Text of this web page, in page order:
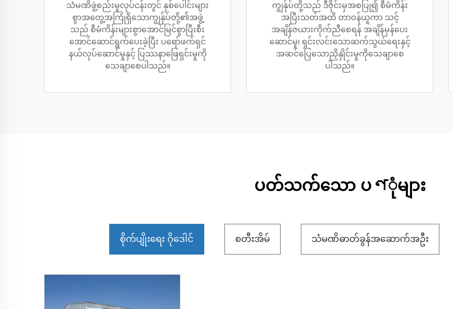
သံမဏိဖွဲ့စည်းမှုလုပ်ငန်းတွင် နှစ်ပေါင်းများ
စွာအတွေ့အကြုံရှိသောကျွန်ုပ်တို့၏အဖွဲ့
သည် စီမံကိန်းများစွာအောင်မြင်စွာပြီးစီး
အောင်ဆောင်ရွက်ပေးခဲ့ပြီး ပရော်ဖက်ရှင်
နယ်လုပ်ဆောင်မှုနှင့် ပြဿနာဖြေရှင်းမှုကို
သေချာစေပါသည်။
ကျွန်ုပ်တို့သည် ဒီဇိုင်းမှအစပြု၍ စီမံကိန်း
အပြီးသတ်အထိ တာဝန်ယူကာ သင့်
အချိန်ဇယားကိုက်ညီစေရန် အချိန်မှန်ပေး
ဆောင်မှု၊ ရှင်းလင်းသောဆက်သွယ်ရေးနှင့်
အဆင်ပြေသောညှိနှိုင်းမှုကိုသေချာစေ
ပါသည်။
ပတ်သက်သော ပণုံများ
စိုက်ပျိုးရေး ဂိုဒေါင် စတီးအိမ် သံမဏိဓာတ်ခွန်အဆောက်အဦး